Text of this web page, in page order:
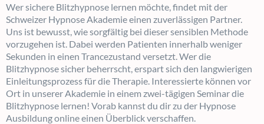
Wer sichere Blitzhypnose lernen möchte, findet mit der
Schweizer Hypnose Akademie einen zuverlässigen Partner.
Uns ist bewusst, wie sorgfältig bei dieser sensiblen Methode
vorzugehen ist. Dabei werden Patienten innerhalb weniger
Sekunden in einen Trancezustand versetzt. Wer die
Blitzhypnose sicher beherrscht, erspart sich den langwierigen
Einleitungsprozess für die Therapie. Interessierte können vor
Ort in unserer Akademie in einem zwei-tägigen Seminar die
Blitzhypnose lernen! Vorab kannst du dir zu der Hypnose
Ausbildung online einen Überblick verschaffen.